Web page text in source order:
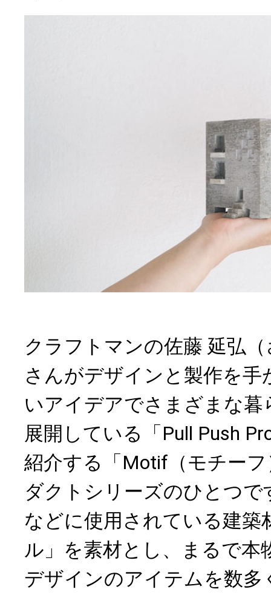
クラフトマンの佐藤 延弘
さんがデザインと製作を
いアイデアでさまざまな
展開している「Pull Push
紹介する「Motif（モチー
ダクトシリーズのひとつで
などに使用されている建築
ル」を素材とし、まるで本
デザインのアイテムを数多